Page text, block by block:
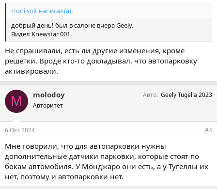
Honi soit написал(а):
добрый день! был в салоне вчера Geely.
Видел Knewstar 001.
Не спрашивали, есть ли другие изменения, кроме
решетки. Вроде кто-то докладывал, что автопарковку
активировали.
M molodoy
Авторитет
Авто Geely Tugella 2023
6 Окт 2024 #4
Мне говорили, что для автопарковки нужны
дополнительные датчики парковки, которые стоят по
бокам автомобиля. У Монджаро они есть, а у Тугеллы их
нет, поэтому и автопарковки нет.